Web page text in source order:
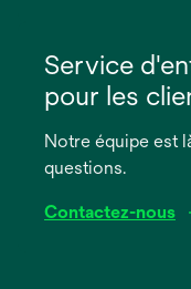
dans
nouvel
onglet
Service
pour les
Notre équipe est
questions.
Contactez-nous